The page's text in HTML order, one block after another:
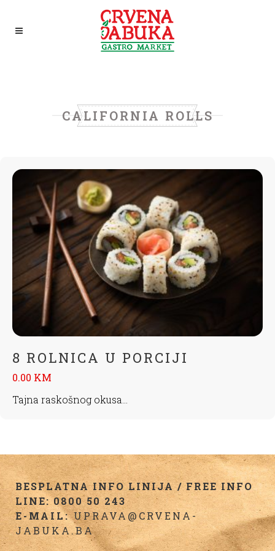
CALIFORNIA ROLLS
8 ROLNICA U PORCIJI
0.00 KM
Tajna raskošnog okusa...
BESPLATNA INFO LINIJA / FREE INFO
LINE: 0800 50 243
E-MAIL:UPRAVA@CRVENA-
JABUKA.BA